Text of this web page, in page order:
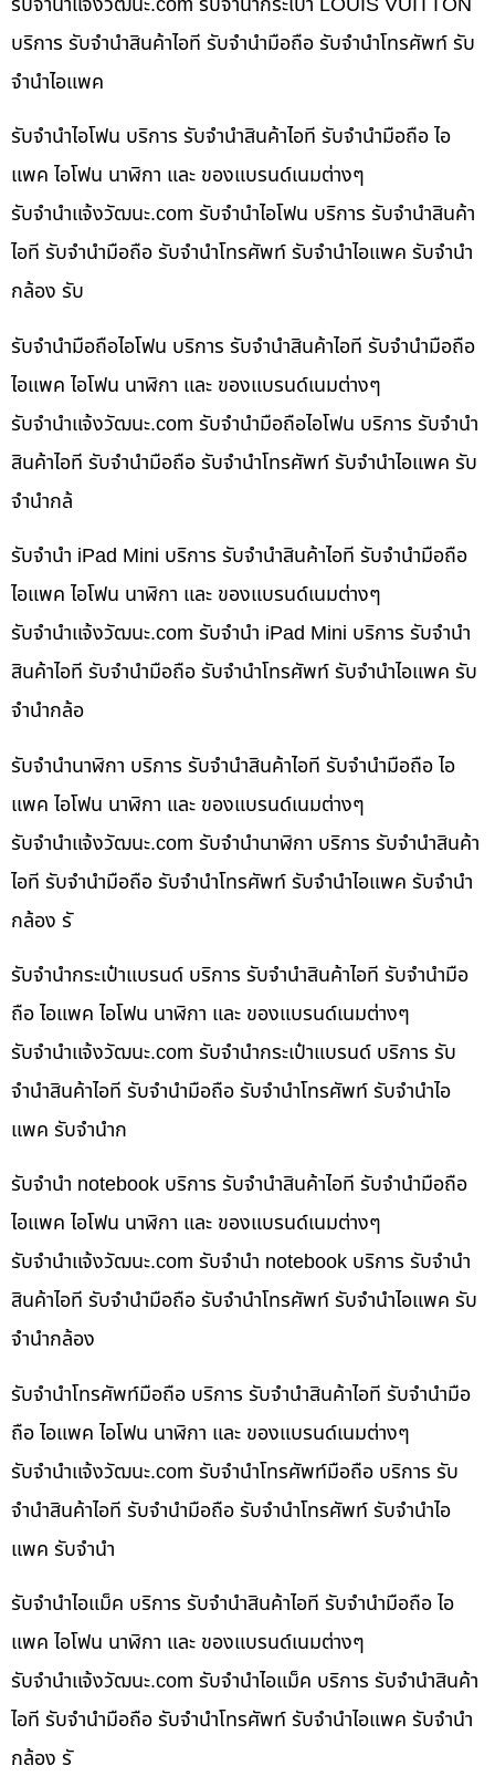
บริการ รับจำนำสินค้าไอที รับจำนำมือถือ รับจำนำโทรศัพท์ รับ
จำนำไอแพค
รับจำนำไอโฟน บริการ รับจำนำสินค้าไอที รับจำนำมือถือ ไอ
แพค ไอโฟน นาฬิกา และ ของแบรนด์เนมต่างๆ
รับจํานําแจ้งวัฒนะ.com รับจำนำไอโฟน บริการ รับจำนำสินค้า
ไอที รับจำนำมือถือ รับจำนำโทรศัพท์ รับจำนำไอแพค รับจำนำ
กล้อง รับ
รับจำนำมือถือไอโฟน บริการ รับจำนำสินค้าไอที รับจำนำมือถือ
ไอแพค ไอโฟน นาฬิกา และ ของแบรนด์เนมต่างๆ
รับจํานําแจ้งวัฒนะ.com รับจำนำมือถือไอโฟน บริการ รับจำนำ
สินค้าไอที รับจำนำมือถือ รับจำนำโทรศัพท์ รับจำนำไอแพค รับ
จำนำกล้
รับจำนำ iPad Mini บริการ รับจำนำสินค้าไอที รับจำนำมือถือ
ไอแพค ไอโฟน นาฬิกา และ ของแบรนด์เนมต่างๆ
รับจํานําแจ้งวัฒนะ.com รับจำนำ iPad Mini บริการ รับจำนำ
สินค้าไอที รับจำนำมือถือ รับจำนำโทรศัพท์ รับจำนำไอแพค รับ
จำนำกล้อ
รับจำนำนาฬิกา บริการ รับจำนำสินค้าไอที รับจำนำมือถือ ไอ
แพค ไอโฟน นาฬิกา และ ของแบรนด์เนมต่างๆ
รับจํานําแจ้งวัฒนะ.com รับจำนำนาฬิกา บริการ รับจำนำสินค้า
ไอที รับจำนำมือถือ รับจำนำโทรศัพท์ รับจำนำไอแพค รับจำนำ
กล้อง รั
รับจำนำกระเป๋าแบรนด์ บริการ รับจำนำสินค้าไอที รับจำนำมือ
ถือ ไอแพค ไอโฟน นาฬิกา และ ของแบรนด์เนมต่างๆ
รับจํานําแจ้งวัฒนะ.com รับจำนำกระเป๋าแบรนด์ บริการ รับ
จำนำสินค้าไอที รับจำนำมือถือ รับจำนำโทรศัพท์ รับจำนำไอ
แพค รับจำนำก
รับจำนำ notebook บริการ รับจำนำสินค้าไอที รับจำนำมือถือ
ไอแพค ไอโฟน นาฬิกา และ ของแบรนด์เนมต่างๆ
รับจํานําแจ้งวัฒนะ.com รับจำนำ notebook บริการ รับจำนำ
สินค้าไอที รับจำนำมือถือ รับจำนำโทรศัพท์ รับจำนำไอแพค รับ
จำนำกล้อง
รับจำนำโทรศัพท์มือถือ บริการ รับจำนำสินค้าไอที รับจำนำมือ
ถือ ไอแพค ไอโฟน นาฬิกา และ ของแบรนด์เนมต่างๆ
รับจํานําแจ้งวัฒนะ.com รับจำนำโทรศัพท์มือถือ บริการ รับ
จำนำสินค้าไอที รับจำนำมือถือ รับจำนำโทรศัพท์ รับจำนำไอ
แพค รับจำนำ
รับจำนำไอแม็ค บริการ รับจำนำสินค้าไอที รับจำนำมือถือ ไอ
แพค ไอโฟน นาฬิกา และ ของแบรนด์เนมต่างๆ
รับจํานําแจ้งวัฒนะ.com รับจำนำไอแม็ค บริการ รับจำนำสินค้า
ไอที รับจำนำมือถือ รับจำนำโทรศัพท์ รับจำนำไอแพค รับจำนำ
กล้อง รั